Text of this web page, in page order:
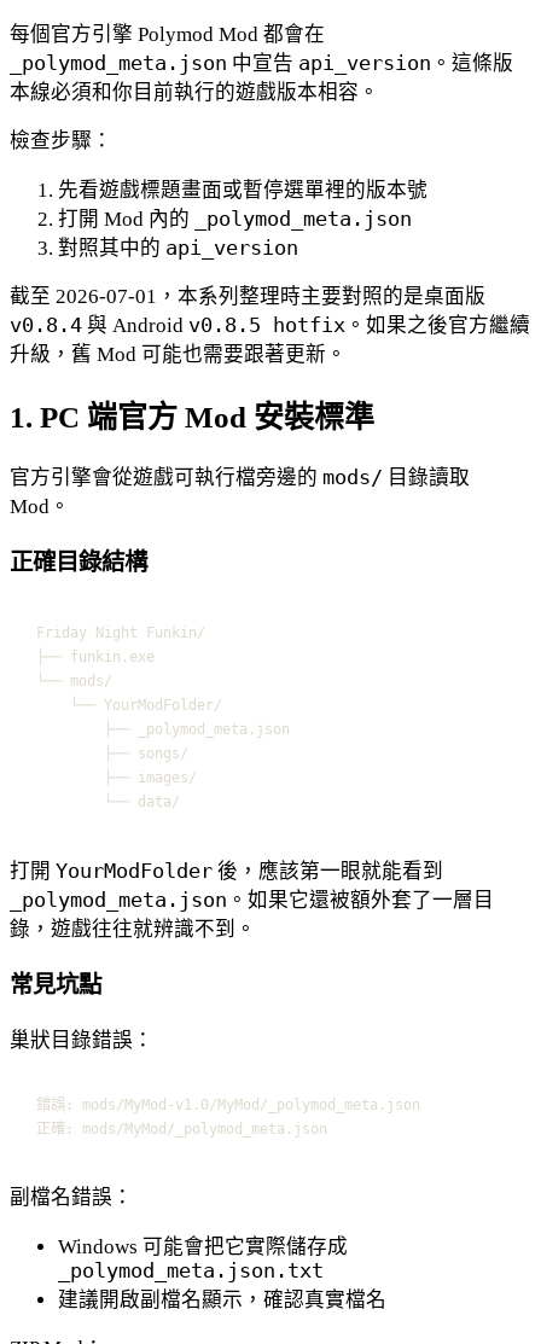
每個官方引擎 Polymod Mod 都會在
_polymod_meta.json 中宣告 api_version 。這條版
本線必須和你目前執行的遊戲版本相容。
檢查步驟：
先看遊戲標題畫面或暫停選單裡的版本號
打開 Mod 內的
_polymod_meta.json
對照其中的 api_version
截至 2026-07-01，本系列整理時主要對照的是桌面版
v0.8.4 與 Android v0.8.5 hotfix 。如果之後官方繼續
升級，舊 Mod 可能也需要跟著更新。
1. PC 端官方 Mod 安裝標準
官方引擎會從遊戲可執行檔旁邊的 mods/ 目錄讀取
Mod。
正確目錄結構
Friday Night Funkin/
├── funkin.exe
└── mods/
└── YourModFolder/
├── _polymod_meta.json
├── songs/
├── images/
└── data/
打開 YourModFolder 後，應該第一眼就能看到
_polymod_meta.json 。如果它還被額外套了一層目
錄，遊戲往往就辨識不到。
常見坑點
巢狀目錄錯誤：
錯誤: mods/MyMod-v1.0/MyMod/_polymod_meta.json
正確: mods/MyMod/_polymod_meta.json
副檔名錯誤：
Windows 可能會把它實際儲存成
_polymod_meta.json.txt
建議開啟副檔名顯示，確認真實檔名